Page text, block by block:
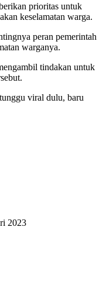
prioritas untuk
keselamatan warga.
peran pemerintah
warganya.
tindakan untuk
viral dulu, baru
2023